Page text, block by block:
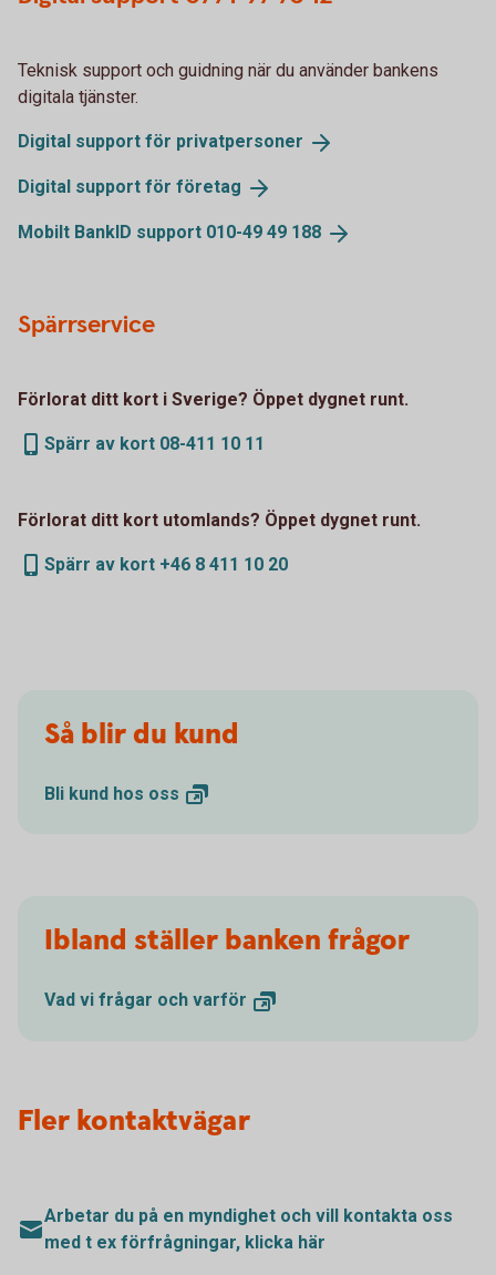
Teknisk support och guidning när du använder bankens
digitala tjänster.
Digital support för privatpersoner
Digital support för företag
Mobilt BankID support 010-49 49 188
Spärrservice
Förlorat ditt kort i Sverige? Öppet dygnet runt.
Spärr av kort 08-411 10 11
Förlorat ditt kort utomlands? Öppet dygnet runt.
Spärr av kort +46 8 411 10 20
Så blir du kund
Bli kund hos oss
Ibland ställer banken frågor
Vad vi frågar och varför
Fler kontaktvägar
Arbetar du på en myndighet och vill kontakta oss
med t ex förfrågningar, klicka här